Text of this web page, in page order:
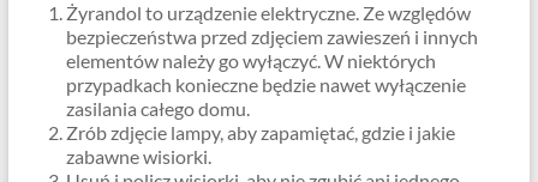
Żyrandol to urządzenie elektryczne. Ze względów
bezpieczeństwa przed zdjęciem zawieszeń i innych
elementów należy go wyłączyć. W niektórych
przypadkach konieczne będzie nawet wyłączenie
zasilania całego domu.
Zrób zdjęcie lampy, aby zapamiętać, gdzie i jakie
zabawne wisiorki.